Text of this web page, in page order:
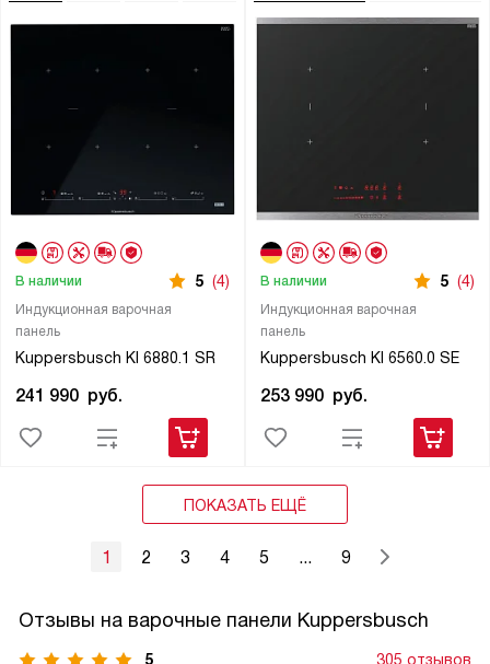
Индукционная варочная
панель
Kuppersbusch KI 6880.1 SR
В наличии 5 (4)
241 990 руб.
Индукционная варочная
панель
Kuppersbusch KI 6560.0 SE
В наличии 5 (4)
253 990 руб.
ПОКАЗАТЬ ЕЩЁ
1 2 3 4 5 ... 9
Отзывы на варочные панели Kuppersbusch
5 305 отзывов